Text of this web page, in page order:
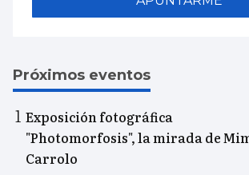
Próximos eventos
Exposición fotográfica
"Photomorfosis", la mirada de
Carrolo